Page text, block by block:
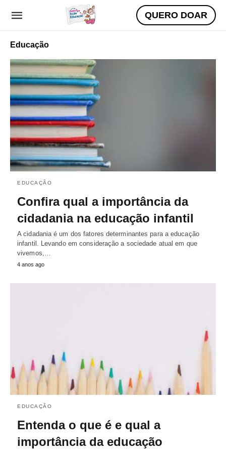
QUERO DOAR
Educação
EDUCAÇÃO
Confira qual a importância da
cidadania na educação infantil
A cidadania é um dos fatores determinantes para a educação
infantil. Levando em consideração a sociedade atual em que
vivemos,…
4 anos ago
EDUCAÇÃO
Entenda o que é e qual a
importância da educação